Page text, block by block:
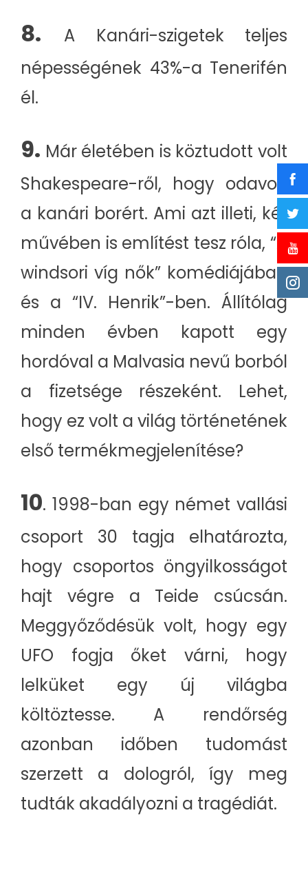
8.
A Kanári-szigetek teljes
népességének 43%-a Tenerifén
él.
9. Már életében is köztudott volt
Shakespeare-ről, hogy odavolt
a kanári borért. Ami azt illeti, két
művében is említést tesz róla, “A
windsori víg nők” komédiájában
és a “IV. Henrik”-ben. Állítólag
minden évben kapott egy
hordóval a Malvasia nevű borból
a fizetsége részeként. Lehet,
hogy ez volt a világ történetének
első termékmegjelenítése?
10. 1998-ban egy német vallási
csoport 30 tagja elhatározta,
hogy csoportos öngyilkosságot
hajt végre a Teide csúcsán.
Meggyőződésük volt, hogy egy
UFO fogja őket várni, hogy
lelküket egy új világba
költöztesse. A rendőrség
azonban időben tudomást
szerzett a dologról, így meg
tudták akadályozni a tragédiát.